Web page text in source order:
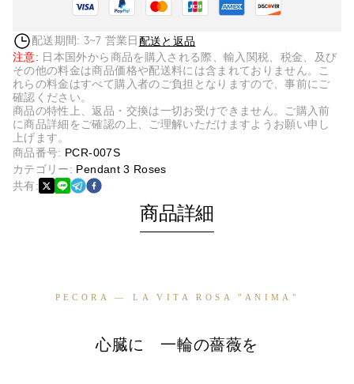
配送期間: 3~7 営業日 配送と返品
注意: 日本国外から商品を購入される際、輸入関税、税金、及び
その他の料金は商品価格や配送料には含まれておりません。こ
れらの料金はすべて購入者のご負担となりますので、事前にご
確認ください。
商品の特性上、返品・交換は一切お受けできません。ご購入前
に商品詳細をご確認の上、ご理解いただけますようお願い申し
上げます。
商品番号: PCR-007S
カテゴリー: Pendant 3 Roses
共有:
商品詳細
PECORA — LA VITA ROSA "ANIMA"
心臓に 一輪の薔薇を